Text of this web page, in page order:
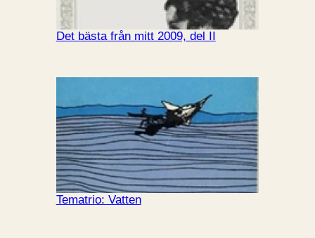
Det bästa från mitt 2009, del II
Tematrio: Vatten